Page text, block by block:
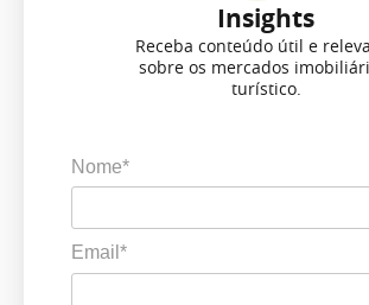
Insights
Receba conteúdo útil e
sobre os mercados
turístico.
Nome*
Email*